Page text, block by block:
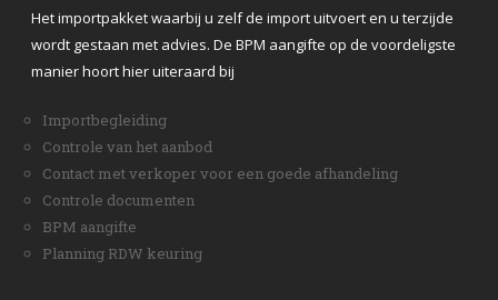
Het importpakket waarbij u zelf de import uitvoert en u terzijde
wordt gestaan met advies. De BPM aangifte op de voordeligste
manier hoort hier uiteraard bij
Importbegleiding
Controle van het aanbod
Contact met verkoper voor een goede afhandeling
Controle documenten
BPM aangifte
Planning RDW keuring